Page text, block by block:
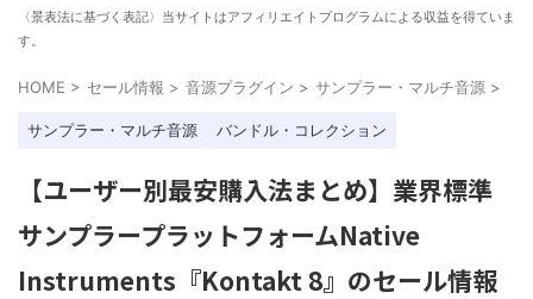
〈景表法に基づく表記〉当サイトはアフィリエイトプログラムによる収益を得ていま
す。
HOME > セール情報 > 音源プラグイン > サンプラー・マルチ音源 >
サンプラー・マルチ音源 バンドル・コレクション
【ユーザー別最安購入法まとめ】業界標準
サンプラープラットフォームNative
Instruments『Kontakt 8』のセール情報